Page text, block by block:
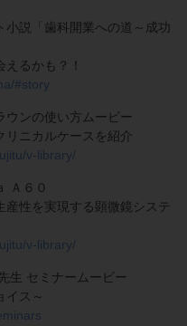
小説「歯科開業への道～成功
るかも？！
#story
ンの使い方ムービー
リニカルケースを紹介
v-library/
Ａ６０
産性を実現する顕微鏡システ
v-library/
生 セミナームービー
イス～